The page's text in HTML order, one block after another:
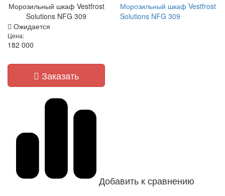
Морозильный шкаф Vestfrost
Solutions NFG 309
Морозильный шкаф Vestfrost
Solutions NFG 309
Ожидается
Цена:
182 000
Заказать
Добавить к сравнению